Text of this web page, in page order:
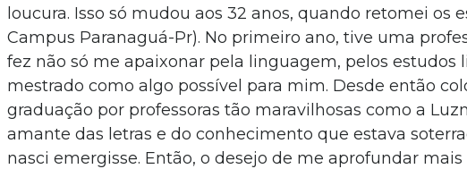
loucura. Isso só mudou aos 32 anos, quando retomei os
Campus Paranaguá-Pr). No primeiro ano, tive uma
fez não só me apaixonar pela linguagem, pelos
mestrado como algo possível para mim. Desde então
graduação por professoras tão maravilhosas como a
amante das letras e do conhecimento que estava
nasci emergisse. Então, o desejo de me aprofundar